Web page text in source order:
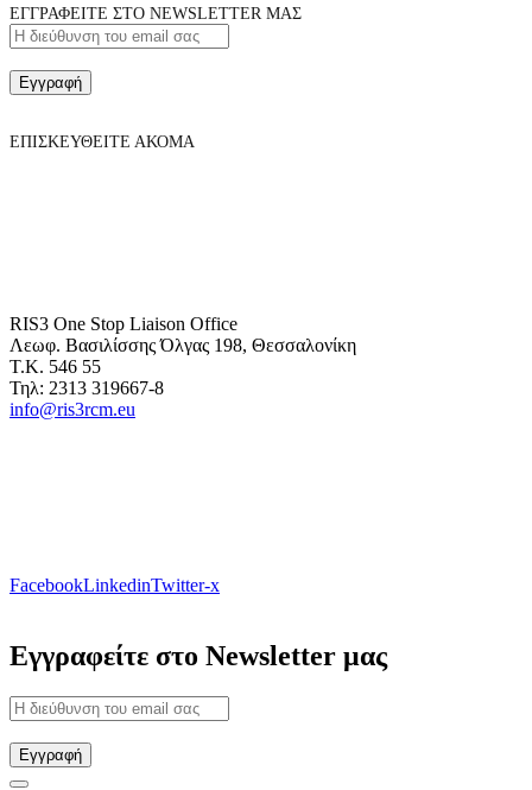
ΕΓΓΡΑΦΕΙΤΕ ΣΤΟ NEWSLETTER ΜΑΣ
Εγγραφή
ΕΠΙΣΚΕΥΘΕΙΤΕ ΑΚΟΜΑ
RIS3 One Stop Liaison Office
Λεωφ. Βασιλίσσης Όλγας 198, Θεσσαλονίκη
Τ.Κ. 546 55
Τηλ: 2313 319667-8
info@ris3rcm.eu
FacebookLinkedinTwitter-x
Εγγραφείτε στο Newsletter μας
Εγγραφή